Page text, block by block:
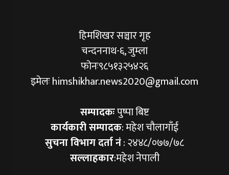
हिमशिखर सञ्चार गृह
चन्दननाथ-६, जुम्ला
फोनः९८५१३२५४२६
इमेलः himshikhar.news2020@gmail.com
सम्पादकःपुष्पा बिष्ट
कार्यकारी सम्पादक: महेश चौलागाँई
सुचना विभाग दर्ता नं: २४४८/०७७/७८
सल्लाहकार:महेश नेपाली